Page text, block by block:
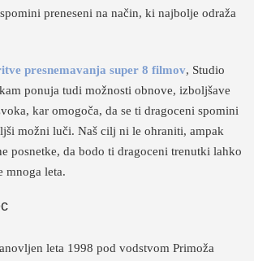
preneseni na način, ki najbolje odraža
presnemavanja super 8 filmov, Studio
ponuja tudi možnosti obnove, izboljšave
kar omogoča, da se ti dragoceni spomini
možni luči. Naš cilj ni le ohraniti, ampak
posnetke, da bodo ti dragoceni trenutki lahko
mnoga leta.
leta 1998 pod vodstvom Primoža